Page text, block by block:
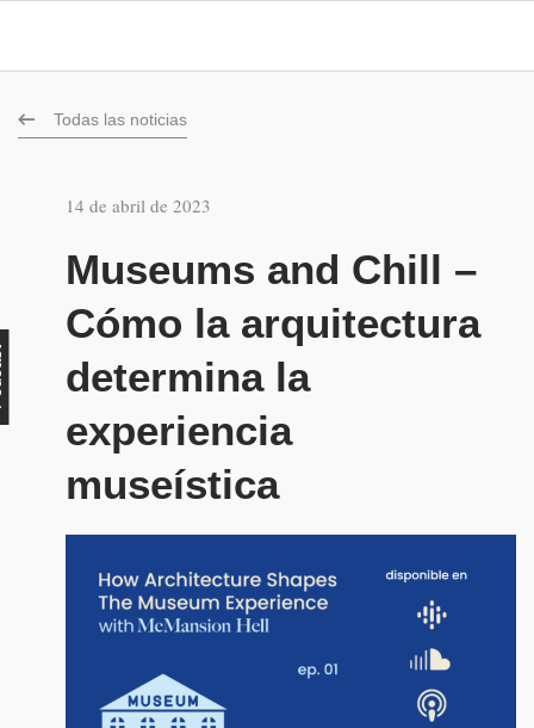
Todas las noticias
14 de abril de 2023
Museums and Chill –
Cómo la arquitectura
determina la
experiencia
museística